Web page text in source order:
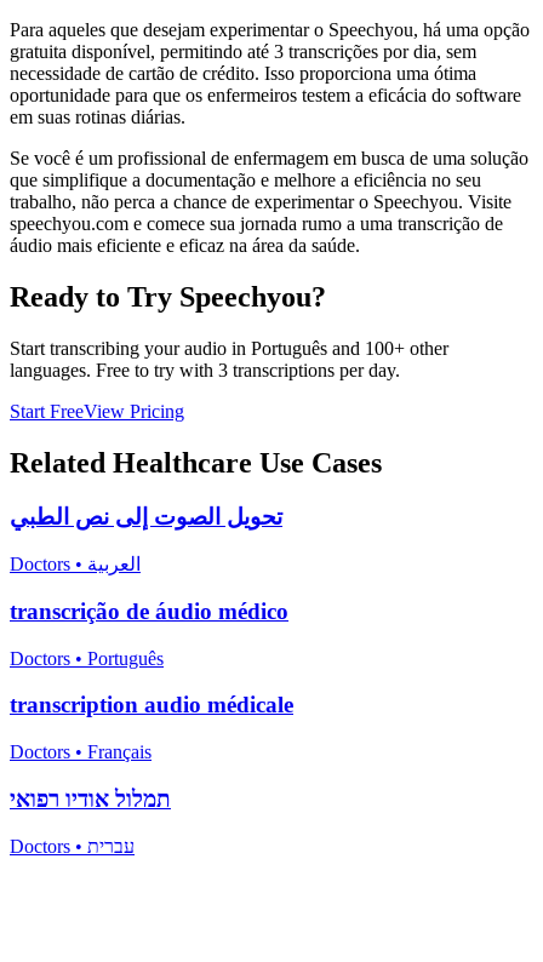
Para aqueles que desejam experimentar o Speechyou, há uma opção
gratuita disponível, permitindo até 3 transcrições por dia, sem
necessidade de cartão de crédito. Isso proporciona uma ótima
oportunidade para que os enfermeiros testem a eficácia do software
em suas rotinas diárias.
Se você é um profissional de enfermagem em busca de uma solução
que simplifique a documentação e melhore a eficiência no seu
trabalho, não perca a chance de experimentar o Speechyou. Visite
speechyou.com e comece sua jornada rumo a uma transcrição de
áudio mais eficiente e eficaz na área da saúde.
Ready to Try Speechyou?
Start transcribing your audio in Português and 100+ other
languages. Free to try with 3 transcriptions per day.
Start FreeView Pricing
Related Healthcare Use Cases
تحويل الصوت إلى نص الطبي
Doctors • العربية
transcrição de áudio médico
Doctors • Português
transcription audio médicale
Doctors • Français
תמלול אודיו רפואי
Doctors • עברית